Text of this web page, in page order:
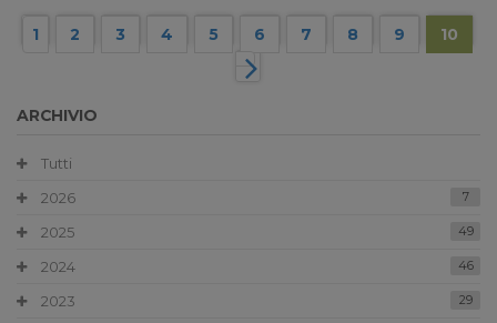
1 2 3 4 5 6 7 8 9 10
ARCHIVIO
Tutti
2026
7
2025 49
2024 46
2023 29